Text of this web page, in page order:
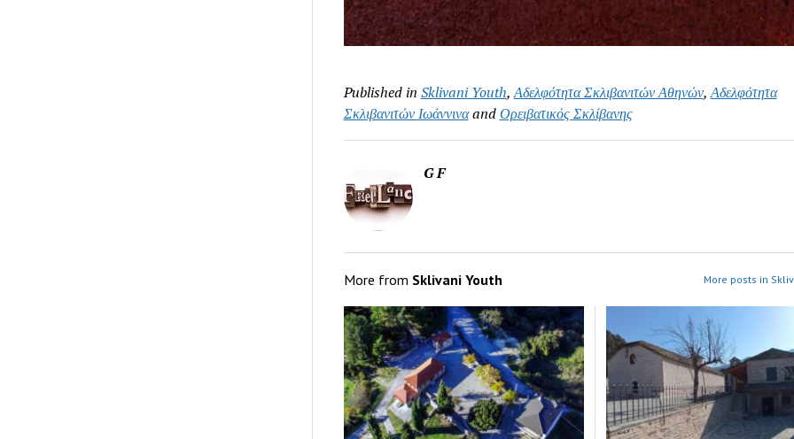
Published in Sklivani Youth,Αδελφότητα Σκλιβανιτών Αθηνών,Αδελφότητα
Σκλιβανιτών ΙωάννιναandΟρειβατικός Σκλίβανης
G F
More from Sklivani Youth More posts in